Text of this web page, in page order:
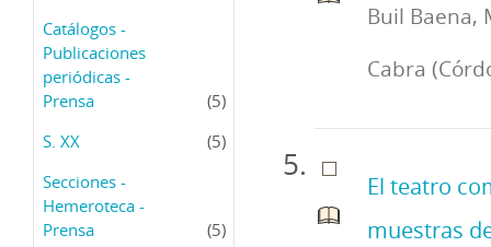
Catálogos -
Publicaciones
periódicas -
Prensa
(5)
S. XX
(5)
Secciones -
Hemeroteca -
Prensa
(5)
Buil Baena,
Cabra
El teatro
muestras